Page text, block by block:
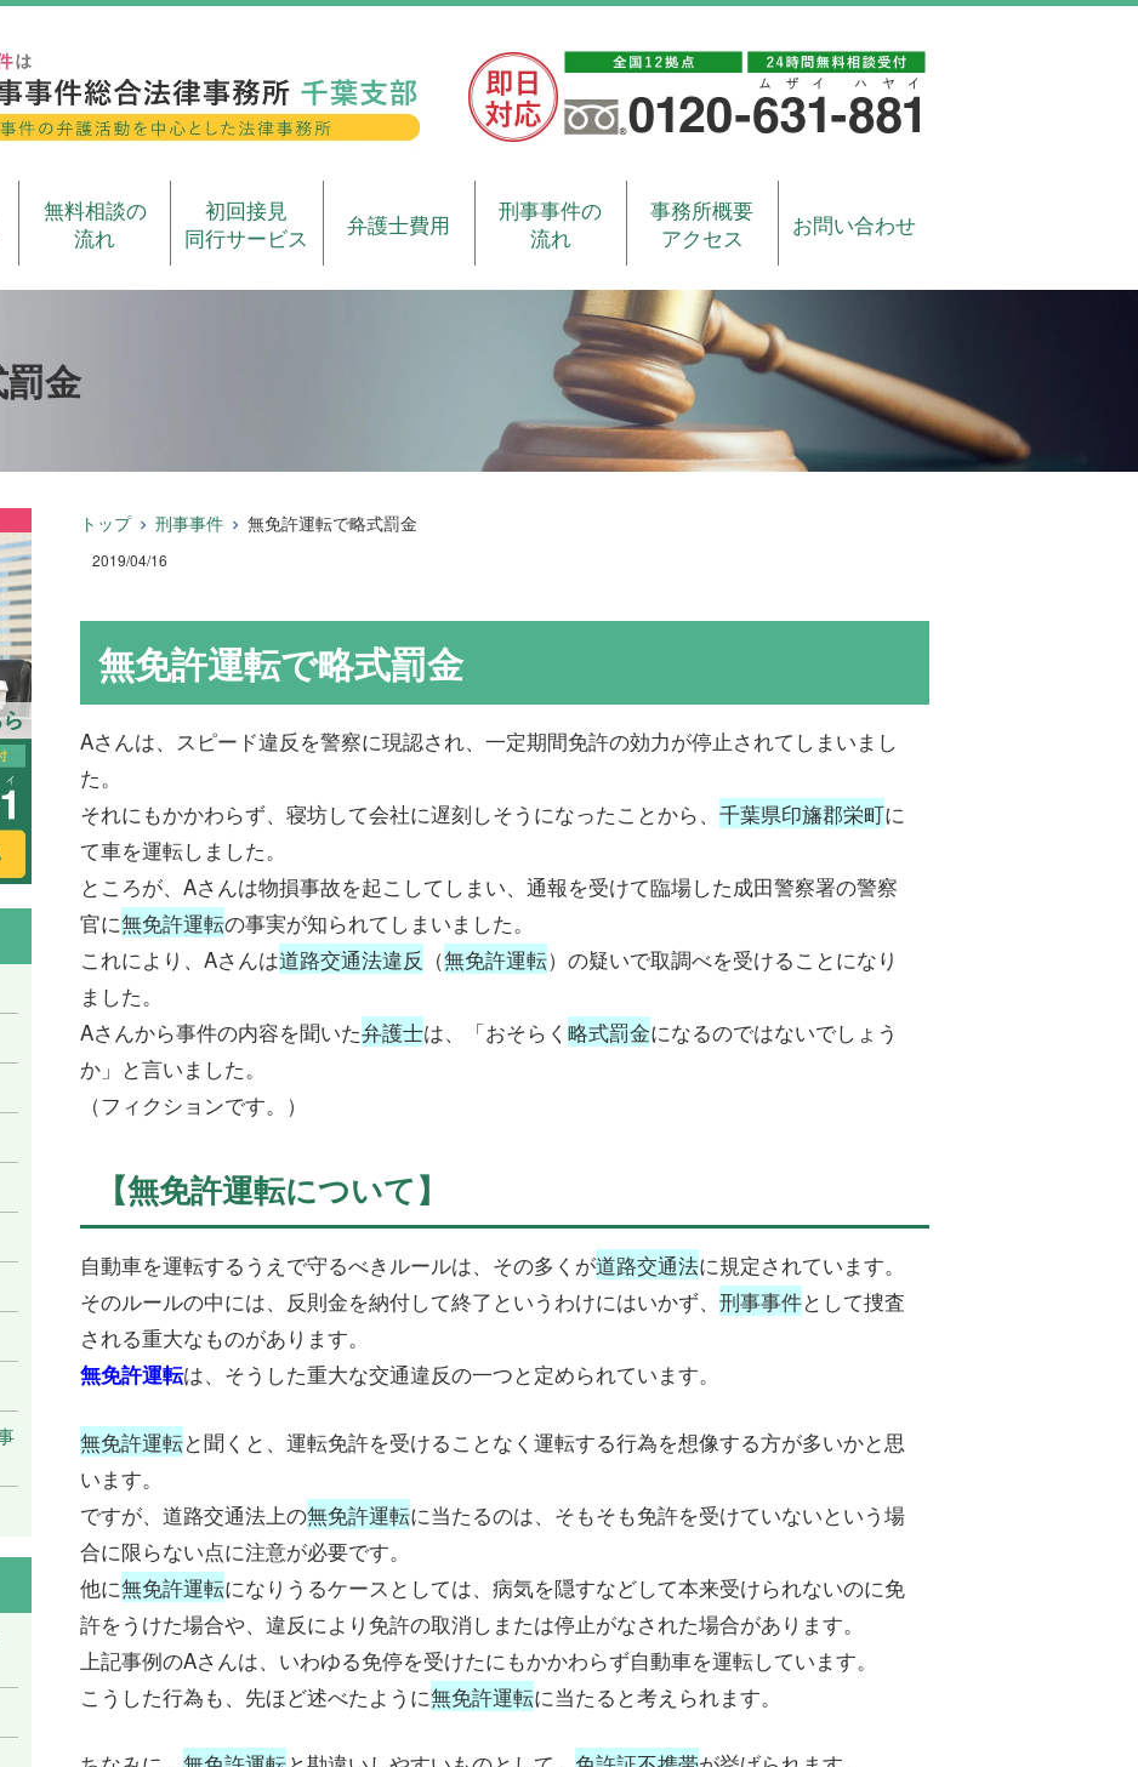
無料相談の
流れ
初回接見
同行サービス
弁護士費用
刑事事件の
流れ
事務所概要
アクセス
お問い合わせ
金
トップ 刑事事件 無免許運転で略式罰金
2019/04/16
無免許運転で略式罰金
Aさんは、スピード違反を警察に現認され、一定期間免許の効力が停止されてしまいまし
た。
それにもかかわらず、寝坊して会社に遅刻しそうになったことから、 千葉県印旛郡栄町に
て車を運転しました。
ところが、Aさんは物損事故を起こしてしまい、通報を受けて臨場した成田警察署の警察
官に無免許運転の事実が知られてしまいました。
これにより、Aさんは道路交通法違反 （無免許運転）の疑いで取調べを受けることになり
ました。
Aさんから事件の内容を聞いた弁護士は、「おそらく 略式罰金になるのではないでしょう
か」と言いました。
（フィクションです。）
【無免許運転について】
自動車を運転するうえで守るべきルールは、その多くが道路交通法に規定されています。
そのルールの中には、反則金を納付して終了というわけにはいかず、 刑事事件として捜査
される重大なものがあります。
無免許運転は、そうした重大な交通違反の一つと定められています。
無免許運転と聞くと、運転免許を受けることなく運転する行為を想像する方が多いかと思
います。
ですが、道路交通法上の無免許運転に当たるのは、そもそも免許を受けていないという場
合に限らない点に注意が必要です。
他に無免許運転になりうるケースとしては、病気を隠すなどして本来受けられないのに免
許をうけた場合や、違反により免許の取消しまたは停止がなされた場合があります。
上記事例のAさんは、いわゆる免停を受けたにもかかわらず自動車を運転しています。
こうした行為も、先ほど述べたように無免許運転に当たると考えられます。